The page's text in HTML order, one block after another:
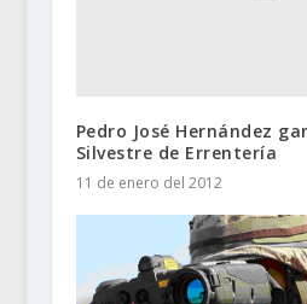
Pedro José Hernández
Silvestre de Errentería
11 de enero del 2012